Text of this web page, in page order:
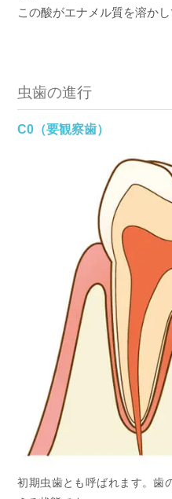
この酸がエナメル質を溶かし
虫歯の進行
C0（要観察歯）
初期虫歯とも呼ばれます。歯